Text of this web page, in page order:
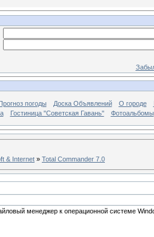
Прогноз погоды Доска Объявлений О городе
Гостиница "Советская Гавань" Фотоальбомы
& Internet » Total Commander 7.0
менеджер к операционной системе